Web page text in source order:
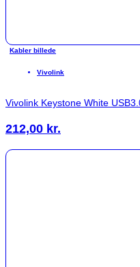
Kabler billede
Vivolink
Vivolink Keystone White
212,00 kr.